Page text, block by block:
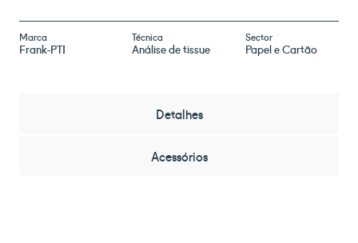
Marca
Frank-PTI
Técnica
Análise de tissue
Sector
Papel e Cartão
Detalhes
Acessórios